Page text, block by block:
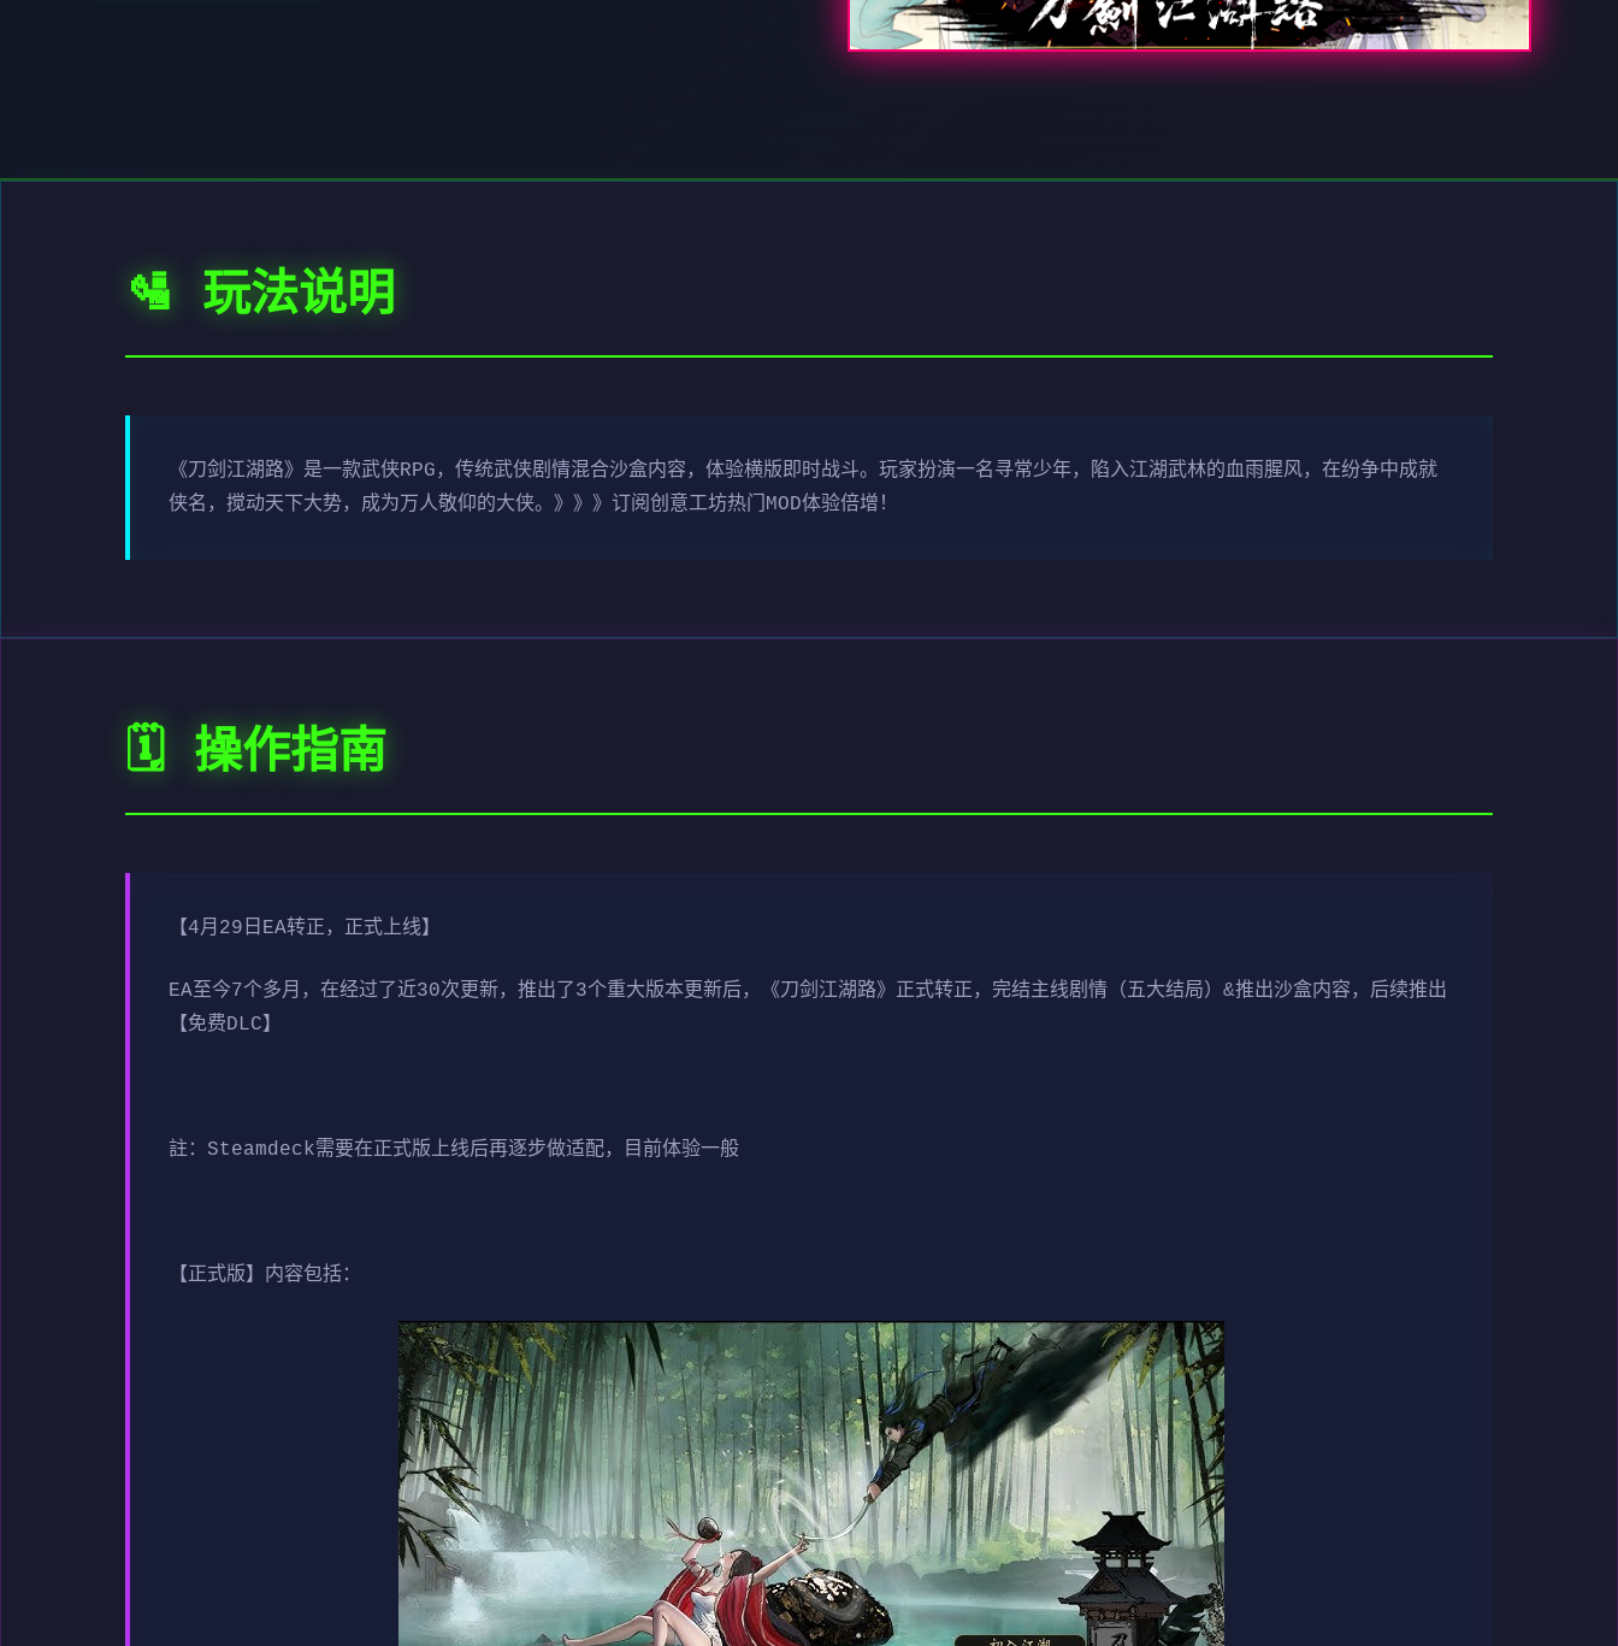
🛂 玩法说明
《刀剑江湖路》是一款武侠RPG，传统武侠剧情混合沙盒内容，体验横版即时战斗。玩家扮演一名寻常少年，陷入江湖武林的血雨腥风，在纷争中成就
侠名，搅动天下大势，成为万人敬仰的大侠。》》》订阅创意工坊热门MOD体验倍增！
🗓️ 操作指南
【4月29日EA转正，正式上线】
EA至今7个多月，在经过了近30次更新，推出了3个重大版本更新后，《刀剑江湖路》正式转正，完结主线剧情（五大结局）&推出沙盒内容，后续推出
【免费DLC】
註：Steamdeck需要在正式版上线后再逐步做适配，目前体验一般
【正式版】内容包括：